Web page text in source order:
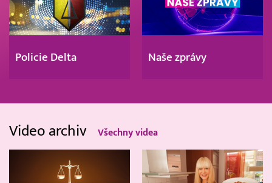
Policie Delta Naše zprávy
Video archiv Všechny videa